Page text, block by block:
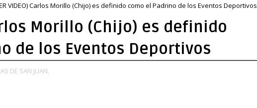
VIDEO) Carlos Morillo (Chijo) es definido como el Padrino de los Eventos Deportivos
Morillo (Chijo) es definido
de los Eventos Deportivos
DE SAN JUAN,